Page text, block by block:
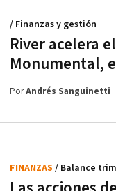
River acelera
Monumental,
/ Finanzas y gestión
PorAndrés Sanguinetti
FINANZAS / Balance